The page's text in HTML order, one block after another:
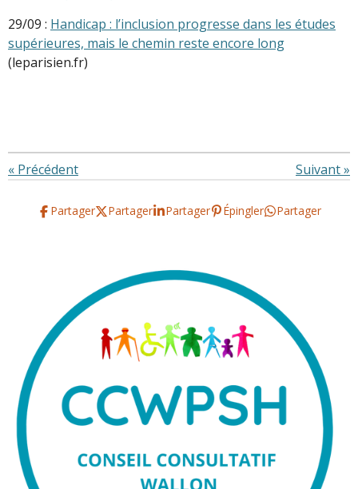
29/09 : Handicap : l’inclusion progresse dans les études
supérieures, mais le chemin reste encore long
(leparisien.fr)
« Précédent Suivant»
Partager Partager Partager Épingler Partager